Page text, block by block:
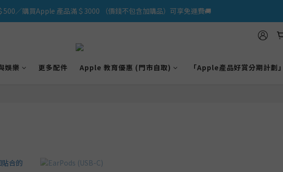
iPhone 17 系列新登場！立即訂購
500／購買Apple 產品滿＄3000 （價錢不包含加購品）可享免運費🚚
娛樂 更多配件 Apple 教育優惠 (門市自取) 「Apple產品好賞分期計劃」